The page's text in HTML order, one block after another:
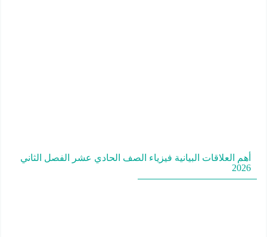
أهم العلاقات البيانية فيزياء الصف الحادي عشر الفصل الثاني
2026